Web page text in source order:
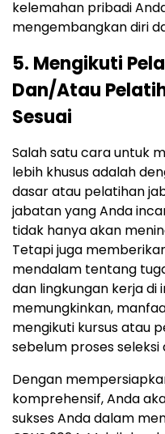
kelemahan pribadi
mengembangkan diri
5. Mengikuti
Dan/Atau
Sesuai
Salah satu cara untuk
lebih khusus adalah
dasar atau pelatihan
jabatan yang Anda
tidak hanya akan
Tetapi juga
mendalam tentang
dan lingkungan kerja di
memungkinkan,
mengikuti kursus atau
sebelum proses seleksi
Dengan
komprehensif, Anda
sukses Anda dalam